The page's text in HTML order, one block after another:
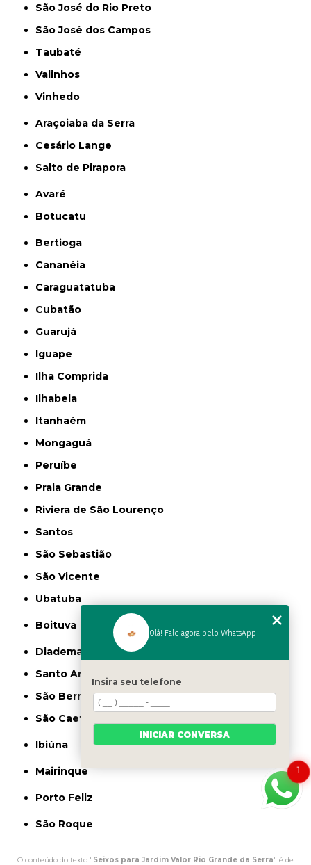
São José do Rio Preto
São José dos Campos
Taubaté
Valinhos
Vinhedo
Araçoiaba da Serra
Cesário Lange
Salto de Pirapora
Avaré
Botucatu
Bertioga
Cananéia
Caraguatatuba
Cubatão
Guarujá
Iguape
Ilha Comprida
Ilhabela
Itanhaém
Mongaguá
Peruíbe
Praia Grande
Riviera de São Lourenço
Santos
São Sebastião
São Vicente
Ubatuba
Boituva
Diadema
Santo André
São Bernardo do Campo
São Caetano do Sul
Ibiúna
Mairinque
Porto Feliz
São Roque
O conteúdo do texto "Seixos para Jardim Valor Rio Grande da Serra" é de
1
Olá! Fale agora pelo WhatsApp
Insira seu telefone
INICIAR CONVERSA